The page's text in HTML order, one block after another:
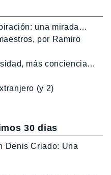
una mirada…
por Ramiro
más conciencia…
(y 2)
30 dias
Denis Criado: Una